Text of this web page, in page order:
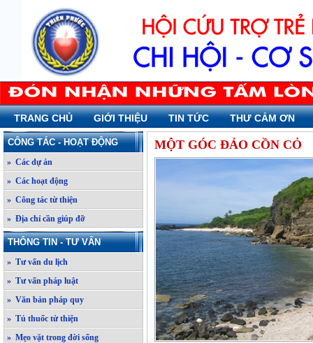
TRANG CHỦ GIỚI THIỆU TIN TỨC THƯ CẢM ƠN
CÔNG TÁC - HOẠT ĐỘNG
» Các dự án
» Các hoạt động
» Công tác từ thiện
» Địa chỉ cần giúp đỡ
THÔNG TIN - TƯ VẤN
» Tư vấn du lịch
» Tư vấn pháp luật
» Văn bản pháp quy
» Tủ thuốc từ thiện
» Mẹo vặt trong đời sống
MỘT GÓC ĐẢO CỒN CỎ